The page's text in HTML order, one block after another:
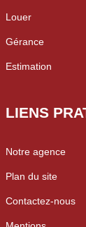
Louer
Gérance
Estimation
LIENS
Notre agence
Plan du site
Contactez-nous